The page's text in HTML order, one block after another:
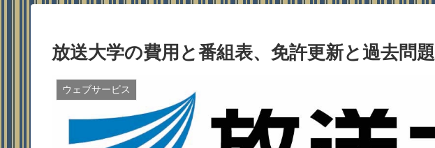
放送大学の費用と番組表、免許更新と過去問題
ウェブサービス